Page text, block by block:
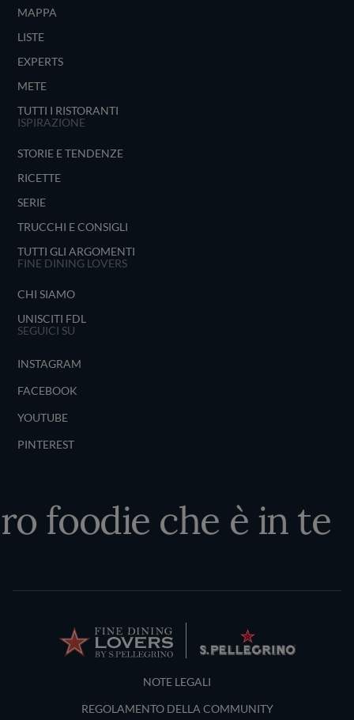
MAPPA
LISTE
EXPERTS
METE
TUTTI I RISTORANTI
ISPIRAZIONE
STORIE E TENDENZE
RICETTE
SERIE
TRUCCHI E CONSIGLI
TUTTI GLI ARGOMENTI
FINE DINING LOVERS
CHI SIAMO
UNISCITI FDL
SEGUICI SU
INSTAGRAM
FACEBOOK
YOUTUBE
PINTEREST
che è in te
Terms and Conditions
NOTE LEGALI
REGOLAMENTO DELLA COMMUNITY